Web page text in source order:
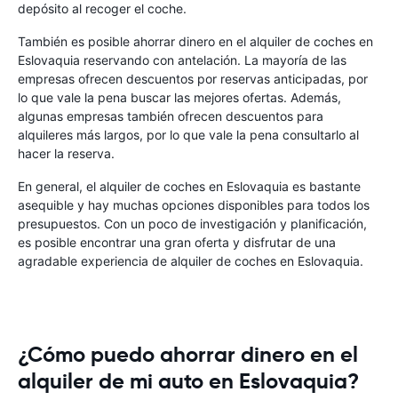
depósito al recoger el coche.
También es posible ahorrar dinero en el alquiler de coches en
Eslovaquia reservando con antelación. La mayoría de las
empresas ofrecen descuentos por reservas anticipadas, por
lo que vale la pena buscar las mejores ofertas. Además,
algunas empresas también ofrecen descuentos para
alquileres más largos, por lo que vale la pena consultarlo al
hacer la reserva.
En general, el alquiler de coches en Eslovaquia es bastante
asequible y hay muchas opciones disponibles para todos los
presupuestos. Con un poco de investigación y planificación,
es posible encontrar una gran oferta y disfrutar de una
agradable experiencia de alquiler de coches en Eslovaquia.
¿Cómo puedo ahorrar dinero en el
alquiler de mi auto en Eslovaquia?